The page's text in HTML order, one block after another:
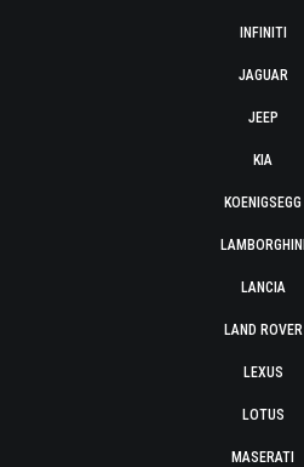
INFINITI
JAGUAR
JEEP
KIA
KOENIGSEGG
LAMBORGHINI
LANCIA
LAND ROVER
LEXUS
LOTUS
MASERATI